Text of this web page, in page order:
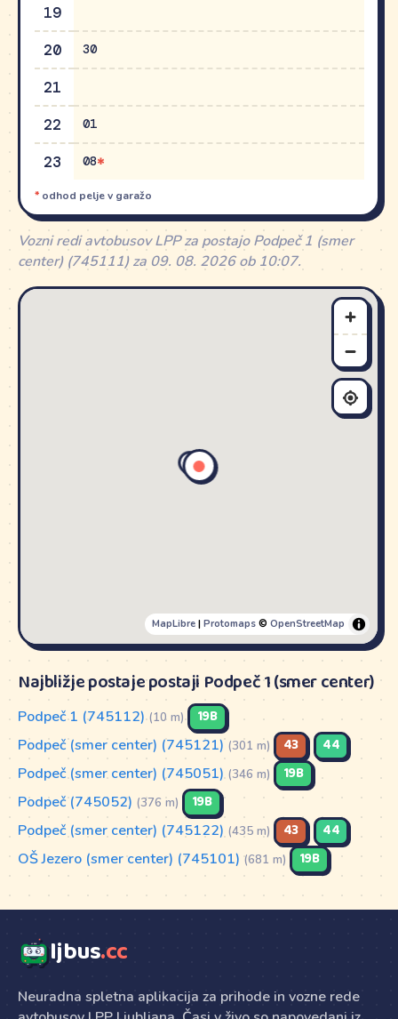
19
20
30
21
22
01
23 08
*odhod pelje v garažo
Vozni redi avtobusov LPP za postajo Podpeč 1 (smer
center) (745111) za 09. 08. 2026 ob 10:07.
MapLibre| Protomaps© OpenStreetMap
Najbližje postaje postaji Podpeč 1 (smer center)
Podpeč 1 (745112) (10 m) 19B
Podpeč (smer center) (745121) (301 m) 43 44
Podpeč (smer center) (745051) (346 m) 19B
Podpeč (745052) (376 m) 19B
Podpeč (smer center) (745122) (435 m) 43 44
OŠ Jezero (smer center) (745101) (681 m) 19B
ljbus.cc
Neuradna spletna aplikacija za prihode in vozne rede